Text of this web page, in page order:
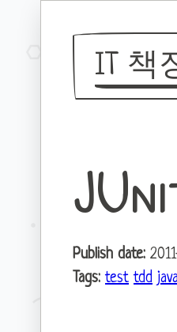
IT 책
Publish date:
Tags: test tdd java